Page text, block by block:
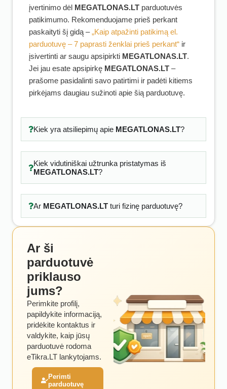
įvertinimo dėl MEGATLONAS.LT parduotuvės
patikimumo. Rekomenduojame prieš perkant
paskaityti šį gidą –„Kaip atpažinti patikimą el.
parduotuvę – 7 paprasti ženklai prieš perkant“ ir
įsivertinti ar saugu apsipirkti MEGATLONAS.LT.
Jei jau esate apsipirkę MEGATLONAS.LT –
prašome pasidalinti savo patirtimi ir padėti kitiems
pirkėjams daugiau sužinoti apie šią parduotuvę.
Kiek yra atsiliepimų apie MEGATLONAS.LT?
Kiek vidutiniškai užtrunka pristatymas iš
MEGATLONAS.LT?
Ar MEGATLONAS.LTturi fizinę parduotuvę?
Ar ši
parduotuvė
priklauso
jums?
Perimkite profilį,
papildykite informaciją,
pridėkite kontaktus ir
valdykite, kaip jūsų
parduotuvė rodoma
eTikra.LT lankytojams.
Perimti
parduotuvę